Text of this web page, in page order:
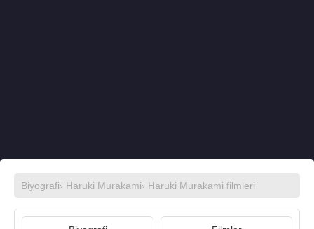
Biyografi› Haruki Murakami› Haruki Murakami filmleri